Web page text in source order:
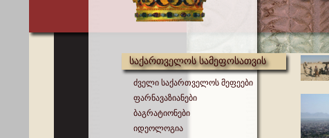
საქართველოს სამეფოსათვის
ძველი საქართველოს მეფეები
ფარნავაზიანები
ბაგრატიონები
იდეოლოგია